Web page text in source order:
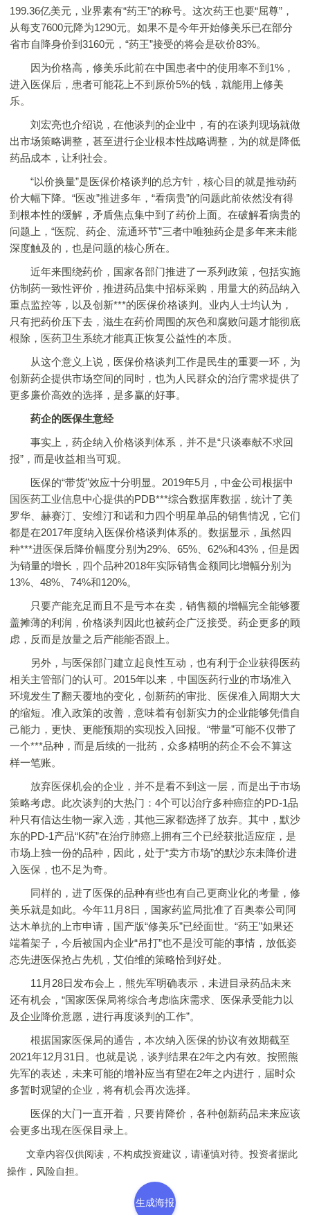
199.36亿美元，业界素有“药王”的称号。这次药王也要“屈尊”，
从每支7600元降为1290元。如果不是今年开始修美乐已在部分
省市自降身价到3160元，“药王”接受的将会是砍价83%。
因为价格高，修美乐此前在中国患者中的使用率不到1%，
进入医保后，患者可能花上不到原价5%的钱，就能用上修美
乐。
刘宏亮也介绍说，在他谈判的企业中，有的在谈判现场就做
出市场策略调整，甚至进行企业根本性战略调整，为的就是降低
药品成本，让利社会。
“以价换量”是医保价格谈判的总方针，核心目的就是推动药
价大幅下降。“医改”推进多年，“看病贵”的问题此前依然没有得
到根本性的缓解，矛盾焦点集中到了药价上面。在破解看病贵的
问题上，“医院、药企、流通环节”三者中唯独药企是多年来未能
深度触及的，也是问题的核心所在。
近年来围绕药价，国家各部门推进了一系列政策，包括实施
仿制药一致性评价，推进药品集中招标采购，用量大的药品纳入
重点监控等，以及创新***的医保价格谈判。业内人士均认为，
只有把药价压下去，滋生在药价周围的灰色和腐败问题才能彻底
根除，医药卫生系统才能真正恢复公益性的本质。
从这个意义上说，医保价格谈判工作是民生的重要一环，为
创新药企提供市场空间的同时，也为人民群众的治疗需求提供了
更多廉价高效的选择，是多赢的好事。
药企的医保生意经
事实上，药企纳入价格谈判体系，并不是“只谈奉献不求回
报”，而是收益相当可观。
医保的“带货”效应十分明显。2019年5月，中金公司根据中
国医药工业信息中心提供的PDB***综合数据库数据，统计了美
罗华、赫赛汀、安维汀和诺和力四个明星单品的销售情况，它们
都是在2017年度纳入医保价格谈判体系的。数据显示，虽然四
种***进医保后降价幅度分别为29%、65%、62%和43%，但是因
为销量的增长，四个品种2018年实际销售金额同比增幅分别为
13%、48%、74%和120%。
只要产能充足而且不是亏本在卖，销售额的增幅完全能够覆
盖摊薄的利润，价格谈判因此也被药企广泛接受。药企更多的顾
虑，反而是放量之后产能能否跟上。
另外，与医保部门建立起良性互动，也有利于企业获得医药
相关主管部门的认可。2015年以来，中国医药行业的市场准入
环境发生了翻天覆地的变化，创新药的审批、医保准入周期大大
的缩短。准入政策的改善，意味着有创新实力的企业能够凭借自
己能力，更快、更能预期的实现投入回报。“带量”可能不仅带了
一个***品种，而是后续的一批药，众多精明的药企不会不算这
样一笔账。
放弃医保机会的企业，并不是看不到这一层，而是出于市场
策略考虑。此次谈判的大热门：4个可以治疗多种癌症的PD-1品
种只有信达生物一家入选，其他三家都选择了放弃。其中，默沙
东的PD-1产品“K药”在治疗肺癌上拥有三个已经获批适应症，是
市场上独一份的品种，因此，处于“卖方市场”的默沙东未降价进
入医保，也不足为奇。
同样的，进了医保的品种有些也有自己更商业化的考量，修
美乐就是如此。今年11月8日，国家药监局批准了百奥泰公司阿
达木单抗的上市申请，国产版“修美乐”已经面世。“药王”如果还
端着架子，今后被国内企业“吊打”也不是没可能的事情，放低姿
态先进医保抢占先机，艾伯维的策略恰到好处。
11月28日发布会上，熊先军明确表示，未进目录药品未来
还有机会，“国家医保局将综合考虑临床需求、医保承受能力以
及企业降价意愿，进行再度谈判的工作”。
根据国家医保局的通告，本次纳入医保的协议有效期截至
2021年12月31日。也就是说，谈判结果在2年之内有效。按照熊
先军的表述，未来可能的增补应当有望在2年之内进行，届时众
多暂时观望的企业，将有机会再次选择。
医保的大门一直开着，只要肯降价，各种创新药品未来应该
会更多出现在医保目录上。
文章内容仅供阅读，不构成投资建议，请谨慎对待。投资者据此
操作，风险自担。
生成海报